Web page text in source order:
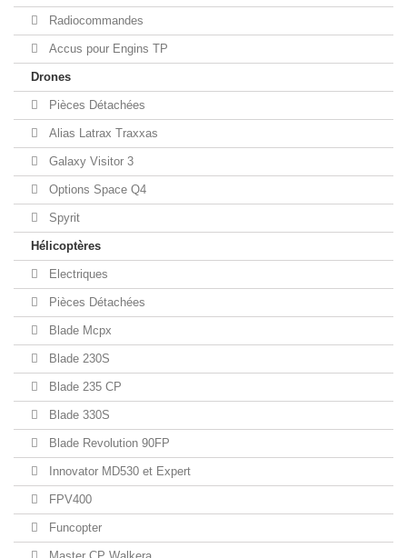
Radiocommandes
Accus pour Engins TP
Drones
Pièces Détachées
Alias Latrax Traxxas
Galaxy Visitor 3
Options Space Q4
Spyrit
Hélicoptères
Electriques
Pièces Détachées
Blade Mcpx
Blade 230S
Blade 235 CP
Blade 330S
Blade Revolution 90FP
Innovator MD530 et Expert
FPV400
Funcopter